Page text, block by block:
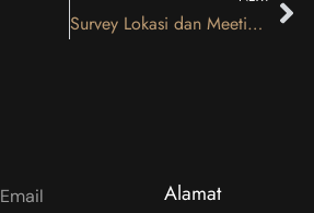
Survey Lokasi dan Meeting Mr. SP Tangerang
Email Alamat